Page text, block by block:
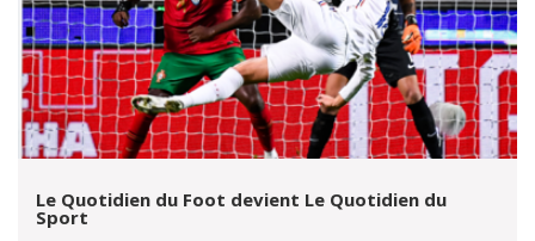
Le Quotidien du Foot devient Le Quotidien du
Sport